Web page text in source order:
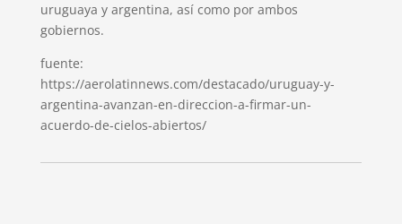
uruguaya y argentina, así como por ambos
gobiernos.
fuente:
https://aerolatinnews.com/destacado/uruguay-y-
argentina-avanzan-en-direccion-a-firmar-un-
acuerdo-de-cielos-abiertos/